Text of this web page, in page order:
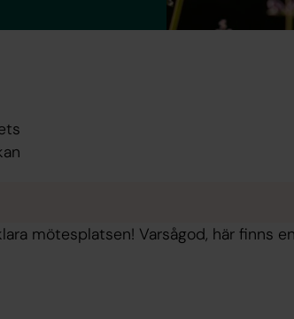
­mötesplatsen! Varsågod, här finns